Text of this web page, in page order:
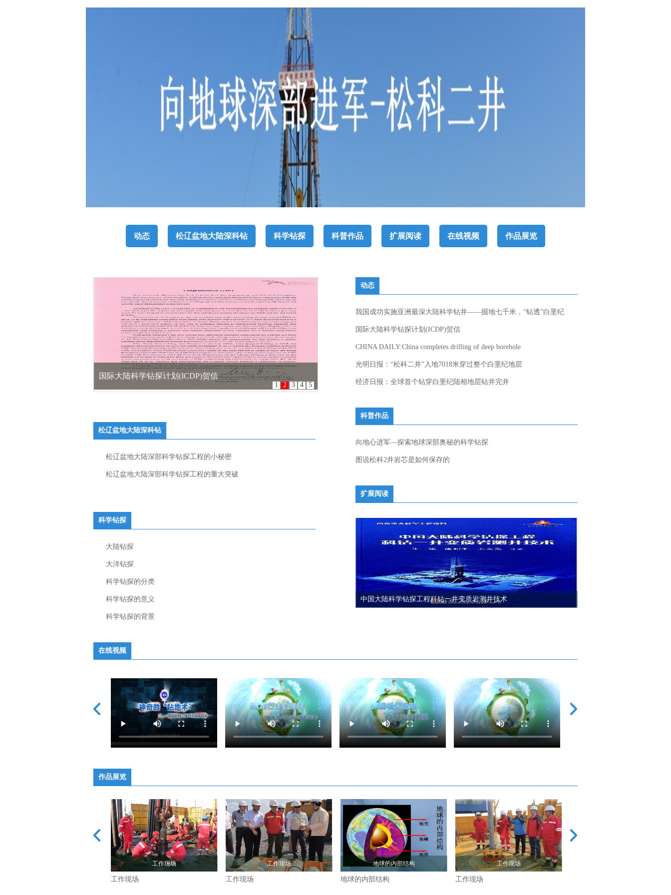
动态 松辽盆地大陆深科钻 科学钻探 科普作品 扩展阅读 在线视频 作品展览
CHINA DAILY:China completes drilling of deep borehole
1 2 3 4 5
松辽盆地大陆深科钻
松辽盆地大陆深部科学钻探工程的小秘密
松辽盆地大陆深部科学钻探工程的重大突破
科学钻探
大陆钻探
大洋钻探
科学钻探的分类
科学钻探的意义
科学钻探的背景
动态
我国成功实施亚洲最深大陆科学钻井——掘地七千米，“钻透”白垩纪
国际大陆科学钻探计划(ICDP)贺信
CHINA DAILY:China completes drilling of deep borehole
光明日报：“松科二井”入地7018米穿过整个白垩纪地层
经济日报：全球首个钻穿白垩纪陆相地层钻井完井
科普作品
向地心进军—探索地球深部奥秘的科学钻探
图说松科2井岩芯是如何保存的
扩展阅读
中国大陆科学钻探工程科钻一井变质岩测井技术
中国大陆科学钻探先行研究
岩心的保存
在线视频
作品展览
工作现场 地球的内部结构
工作现场
工作现场